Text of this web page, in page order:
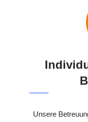
Unsere